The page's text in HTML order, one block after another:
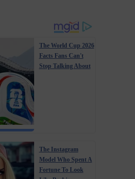
The World Cup 2026
Facts Fans Can't
Stop Talking About
The Instagram
Model Who Spent A
Fortune To Look